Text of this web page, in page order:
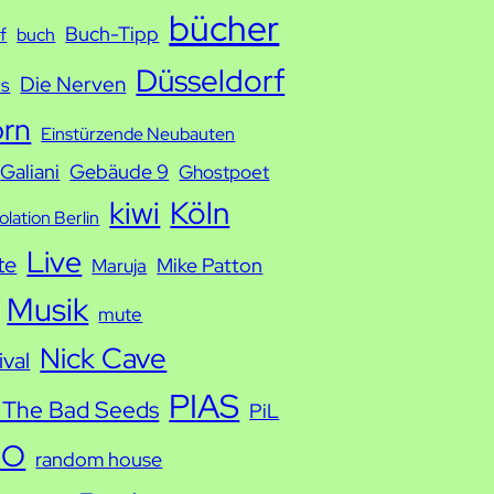
buch Buch-Tipp bücher
Die Nerven Düsseldorf
Einstürzende Neubauten
Galiani Gebäude 9 Ghostpoet
Berlin kiwi Köln
Live Maruja Mike Patton
Musik mute
Nick Cave
Bad Seeds PIAS PiL
random house